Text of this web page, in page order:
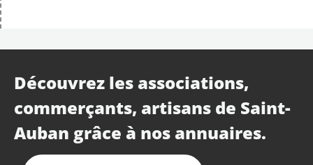
Découvrez les associations,
commerçants, artisans de Saint-
Auban grâce à nos annuaires.